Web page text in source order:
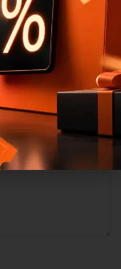
Ayaklı VE1-CV”
alanlar
ile